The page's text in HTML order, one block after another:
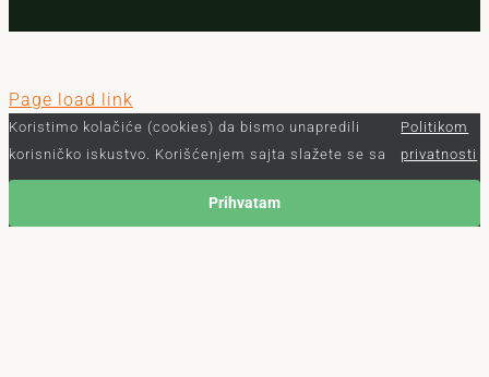
Page load link
Koristimo kolačiće (cookies) da bismo unapredili
korisničko iskustvo. Korišćenjem sajta slažete se sa
Politikom
privatnosti
Prihvatam